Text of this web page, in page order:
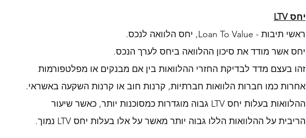
יחס LTV
ראשי תיבות - Loan To Value, יחס הלוואה לנכס.
יחס אשר מודד את סיכון ההלוואה ביחס לערך הנכס.
זהו בעצם מדד לבדיקת החזרי ההלוואות בין אם מבנקים או מפלטפורמות
אחרות כמו חברות הלוואות חברתיות, קרנות חוב או קרנות השקעה באשראי.
ההלוואות בעלות יחס LTV גבוה מוגדרות כמסוכנות יותר, כאשר שיעור
הריבית על ההלוואות הללו גבוה יותר מאשר על אלו בעלות יחס LTV נמוך.